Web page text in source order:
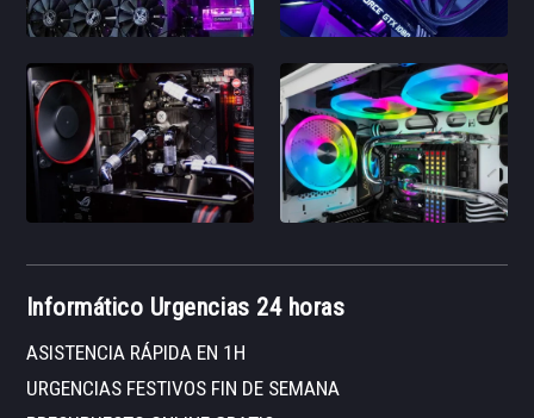
Informático Urgencias 24 horas
ASISTENCIA RÁPIDA EN 1H
URGENCIAS FESTIVOS FIN DE SEMANA